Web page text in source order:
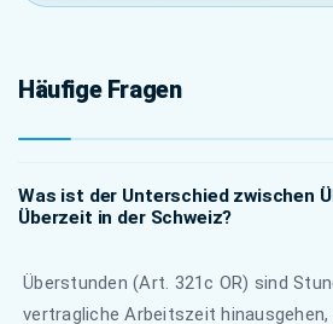
Häufige Fragen
Was ist der Unterschied zwischen
Überzeit in der Schweiz?
Überstunden (Art. 321c OR) sind
vertragliche Arbeitszeit